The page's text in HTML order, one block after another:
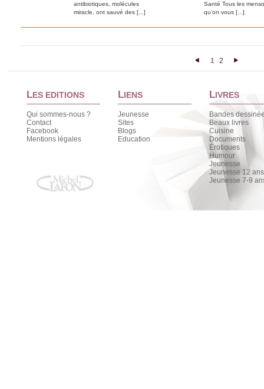
antibiotiques, molécules
miracle, ont sauvé des [...]
Santé Tous les
qu’on vous [...]
1 2
LES EDITIONS
Qui sommes-nous ?
Contact
Facebook
Mentions légales
LIENS
Jeunesse
Sites
Blogs
Education
LIVRES
Bandes
Beaux livres
Cuisine
Documents
Érotiques
Humour
Jeunesse
Jeunesse 12
Jeunesse 7-9